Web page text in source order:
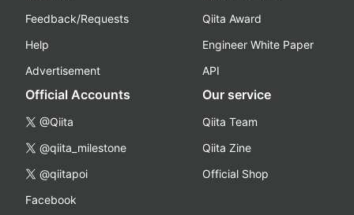
Feedback/Requests
Help
Advertisement
Qiita Award
Engineer White Paper
API
Official Accounts
@Qiita
@qiita_milestone
@qiitapoi
Facebook
Our service
Qiita Team
Qiita Zine
Official Shop